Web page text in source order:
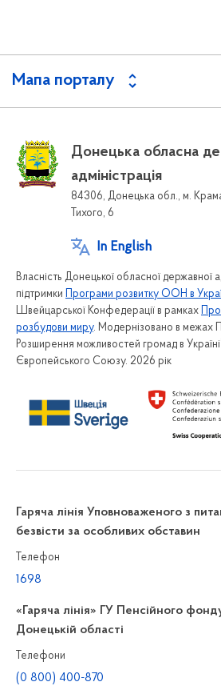
Мапа порталу
Донецька обласна
адміністрація
84306, Донецька обл., м.
Тихого, 6
In English
Власність Донецької обласної державної
підтримки Програми розвитку ООН в
Швейцарської Конфедерації в рамках
розбудови миру. Модернізовано в межах
Розширення можливостей громад в
Європейського Союзу. 2026 рік
Гаряча лінія Уповноваженого з
безвісти за особливих обставин
Телефон
1698
«Гаряча лінія» ГУ Пенсійного
Донецькій області
Телефони
(0 800) 400-870